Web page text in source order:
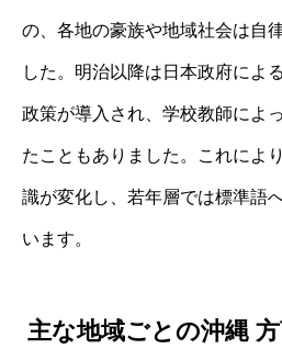
の、各地の豪族や地域社会は自
した。明治以降は日本政府によ
政策が導入され、学校教師によ
たこともありました。これによ
識が変化し、若年層では標準語
います。
主な地域ごとの沖縄